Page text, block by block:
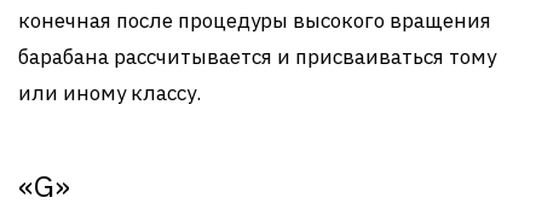
конечная после процедуры высокого вращения
барабана рассчитывается и присваиваться тому
или иному классу.
«G»